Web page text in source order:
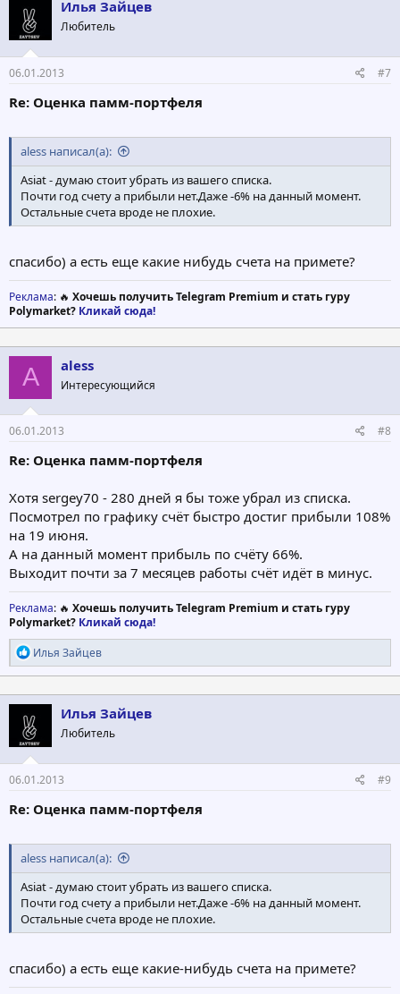
и
и
:
Илья Зайцев
Любитель
06.01.2013 #7
Re: Оценка памм-портфеля
aless написал(а):
Asiat - думаю стоит убрать из вашего списка.
Почти год счету а прибыли нет.Даже -6% на данный момент.
Остальные счета вроде не плохие.
спасибо) а есть еще какие нибудь счета на примете?
Реклама: 🔥 Хочешь получить Telegram Premium и стать гуру
Polymarket? Кликай сюда!
A aless
Интересующийся
06.01.2013 #8
Re: Оценка памм-портфеля
Хотя sergey70 - 280 дней я бы тоже убрал из списка.
Посмотрел по графику счёт быстро достиг прибыли 108%
на 19 июня.
А на данный момент прибыль по счёту 66%.
Выходит почти за 7 месяцев работы счёт идёт в минус.
Реклама: 🔥 Хочешь получить Telegram Premium и стать гуру
Polymarket? Кликай сюда!
Р
е
а
к
ц
и
и
:
Илья Зайцев
Илья Зайцев
Любитель
06.01.2013 #9
Re: Оценка памм-портфеля
aless написал(а):
Asiat - думаю стоит убрать из вашего списка.
Почти год счету а прибыли нет.Даже -6% на данный момент.
Остальные счета вроде не плохие.
спасибо) а есть еще какие-нибудь счета на примете?